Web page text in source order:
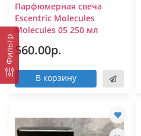
Фильтр
Парфюмерная свеча
Escentric Molecules
Molecules 05 250 мл
560.00р.
В корзину